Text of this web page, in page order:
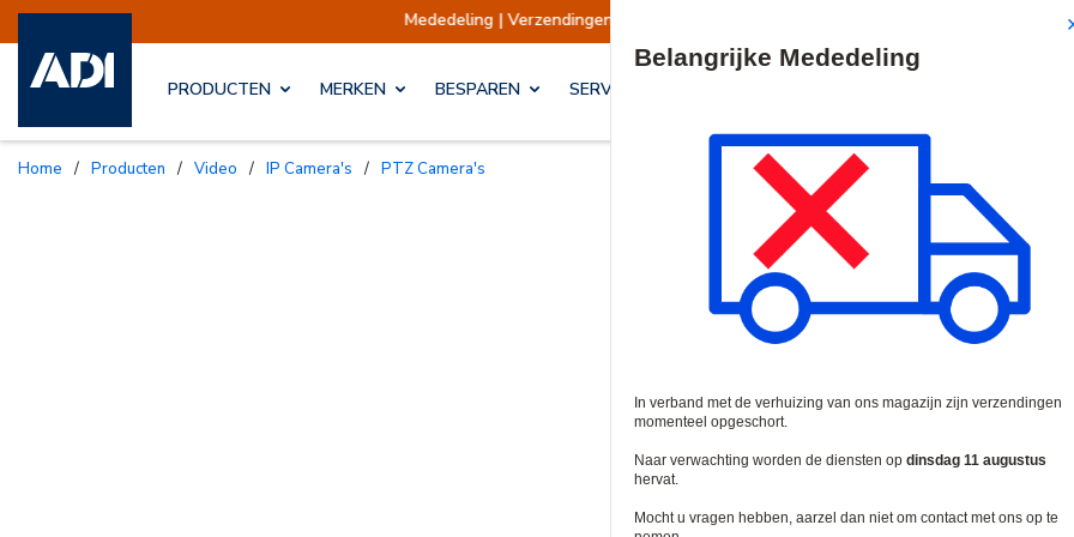
Mededeling | Verzendingen opgeschort Verzendingen worden op dinsdag 11 augustus hervat.
PRODUCTEN MERKEN BESPAREN SERVICES & OPLOSSINGEN
Home / Producten / Video / IP Camera's / PTZ Camera's